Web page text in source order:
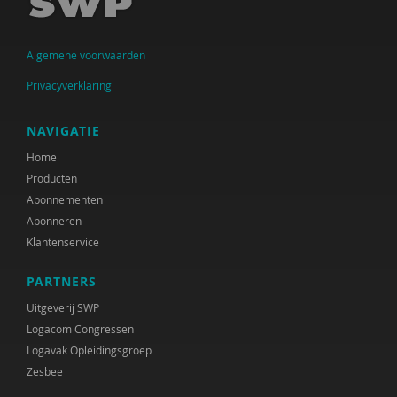
Judith den Besten
Koninkrijksrelaties
Arjan Blokland
Anne-Mei Blom
Martine Blom
Leonieke Boendermaker
Arjan Bolt
Inge Bongers
Sanne Boschman
Algemene voorwaarden
Privacyverklaring
NAVIGATIE
Home
Producten
Abonnementen
Abonneren
Klantenservice
PARTNERS
Uitgeverij SWP
Logacom Congressen
Logavak Opleidingsgroep
Zesbee